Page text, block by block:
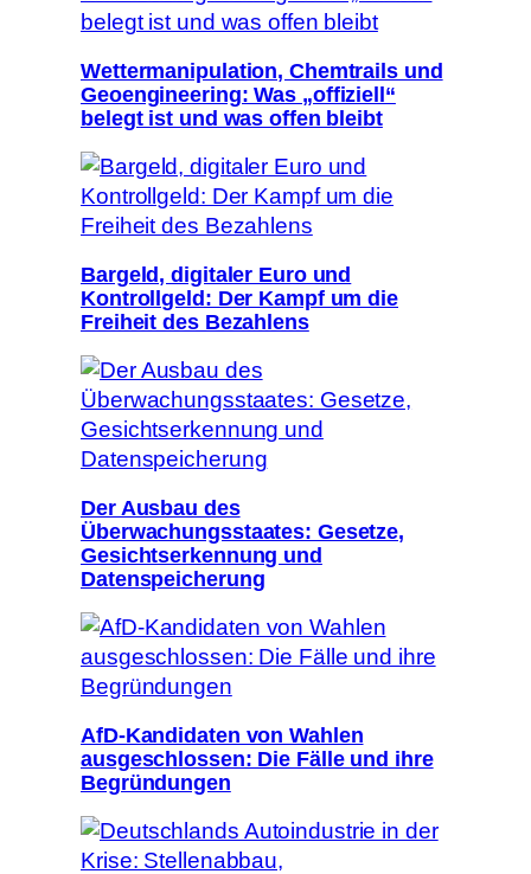
Wettermanipulation, Chemtrails und
Geoengineering: Was „offiziell“
belegt ist und was offen bleibt
Bargeld, digitaler Euro und
Kontrollgeld: Der Kampf um die
Freiheit des Bezahlens
Der Ausbau des
Überwachungsstaates: Gesetze,
Gesichtserkennung und
Datenspeicherung
AfD-Kandidaten von Wahlen
ausgeschlossen: Die Fälle und ihre
Begründungen